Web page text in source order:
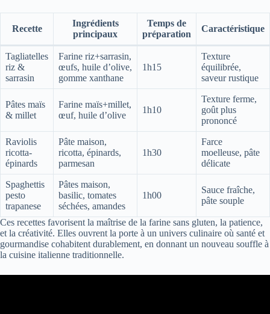
Recette
Ingrédients
principaux
Temps de
préparation
Caractéristique
Tagliatelles
riz &
sarrasin
Farine riz+sarrasin,
œufs, huile d’olive,
gomme xanthane
1h15
Texture
équilibrée,
saveur rustique
Pâtes maïs
& millet
Farine maïs+millet,
œuf, huile d’olive
1h10
Texture ferme,
goût plus
prononcé
Raviolis
ricotta-
épinards
Pâte maison,
ricotta, épinards,
parmesan
1h30
Farce
moelleuse, pâte
délicate
Spaghettis
pesto
trapanese
Pâtes maison,
basilic, tomates
séchées, amandes
1h00
Sauce fraîche,
pâte souple
Ces recettes favorisent la maîtrise de la farine sans gluten, la patience,
et la créativité. Elles ouvrent la porte à un univers culinaire où santé et
gourmandise cohabitent durablement, en donnant un nouveau souffle à
la cuisine italienne traditionnelle.